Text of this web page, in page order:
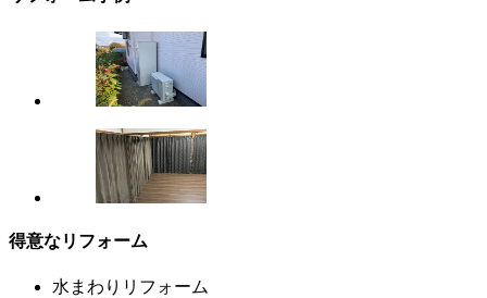
得意なリフォーム
水まわりリフォーム